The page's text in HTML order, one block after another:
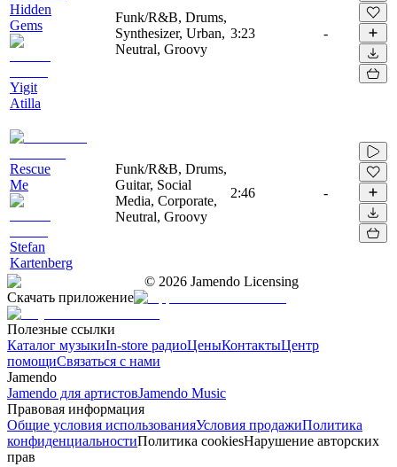
Hidden
Gems
Yigit
Atilla
Funk/R&B, Drums,
Synthesizer, Urban,
Neutral, Groovy
3:23 -
Rescue
Me
Stefan
Kartenberg
Funk/R&B, Drums,
Guitar, Social
Media, Corporate,
Neutral, Groovy
2:46 -
© 2026 Jamendo Licensing
Скачать приложение
Полезные ссылки
Каталог музыкиIn-store радиоЦеныКонтактыЦентр
помощиСвязаться с нами
Jamendo
Jamendo для артистовJamendo Music
Правовая информация
Общие условия использованияУсловия продажиПолитика
конфиденциальностиПолитика cookiesНарушение авторских
прав